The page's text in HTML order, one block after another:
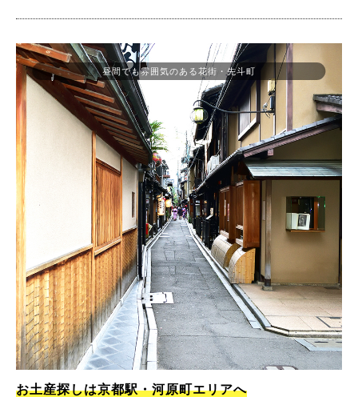
昼間でも雰囲気のある花街・先斗町
お土産探しは京都駅・河原町エリアへ